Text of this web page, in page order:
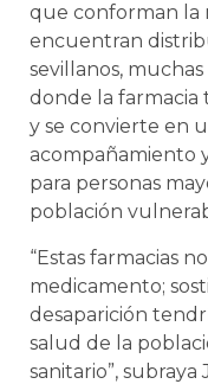
que conforman la
encuentran
sevillanos,
donde la farmacia
y se convierte en
acompañamiento
para personas
población
“Estas farmacias
medicamento;
desaparición
salud de la
sanitario”,